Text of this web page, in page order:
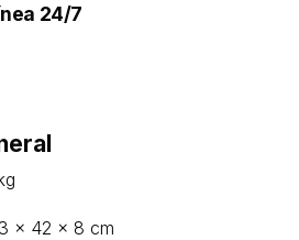
24/7
× 42 × 8 cm